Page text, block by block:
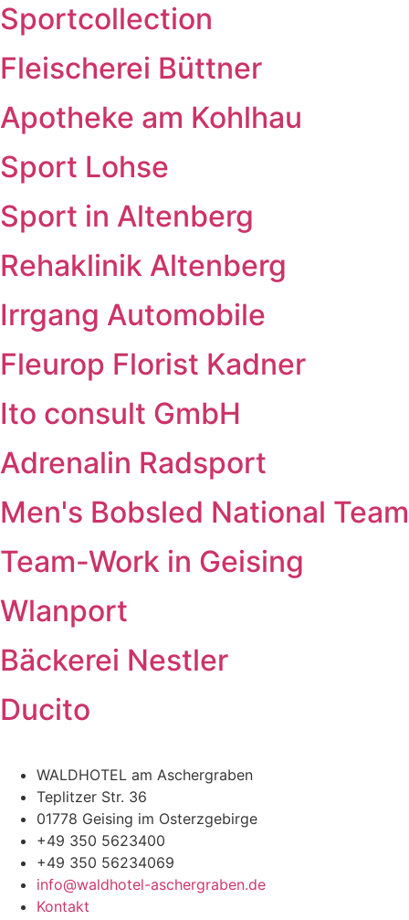
Sportcollection
Fleischerei Büttner
Apotheke am Kohlhau
Sport Lohse
Sport in Altenberg
Rehaklinik Altenberg
Irrgang Automobile
Fleurop Florist Kadner
Ito consult GmbH
Adrenalin Radsport
Men's Bobsled National Team
Team-Work in Geising
Wlanport
Bäckerei Nestler
Ducito
WALDHOTEL am Aschergraben
Teplitzer Str. 36
01778 Geising im Osterzgebirge
+49 350 5623400
+49 350 56234069
info@waldhotel-aschergraben.de
Kontakt